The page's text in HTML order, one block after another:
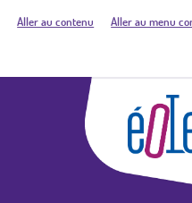
Aller au contenu Aller au menu